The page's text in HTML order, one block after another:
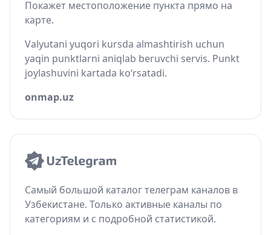
Покажет местоположение пункта прямо на
карте.
Valyutani yuqori kursda almashtirish uchun
yaqin punktlarni aniqlab beruvchi servis. Punkt
joylashuvini kartada ko‘rsatadi.
onmap.uz
Самый большой каталог телеграм каналов в
Узбекистане. Только активные каналы по
категориям и с подробной статистикой.